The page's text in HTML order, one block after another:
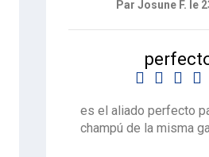
Par Josune F. le
   
es el aliado perfecto
champú de la misma